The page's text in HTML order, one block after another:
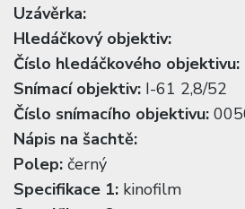
Uzávěrka:
Hledáčkový objektiv:
Číslo hledáčkového objektivu:
Snímací objektiv: I-61 2,8/52
Číslo snímacího objektivu:
Nápis na šachtě:
Polep: černý
Specifikace 1: kinofilm